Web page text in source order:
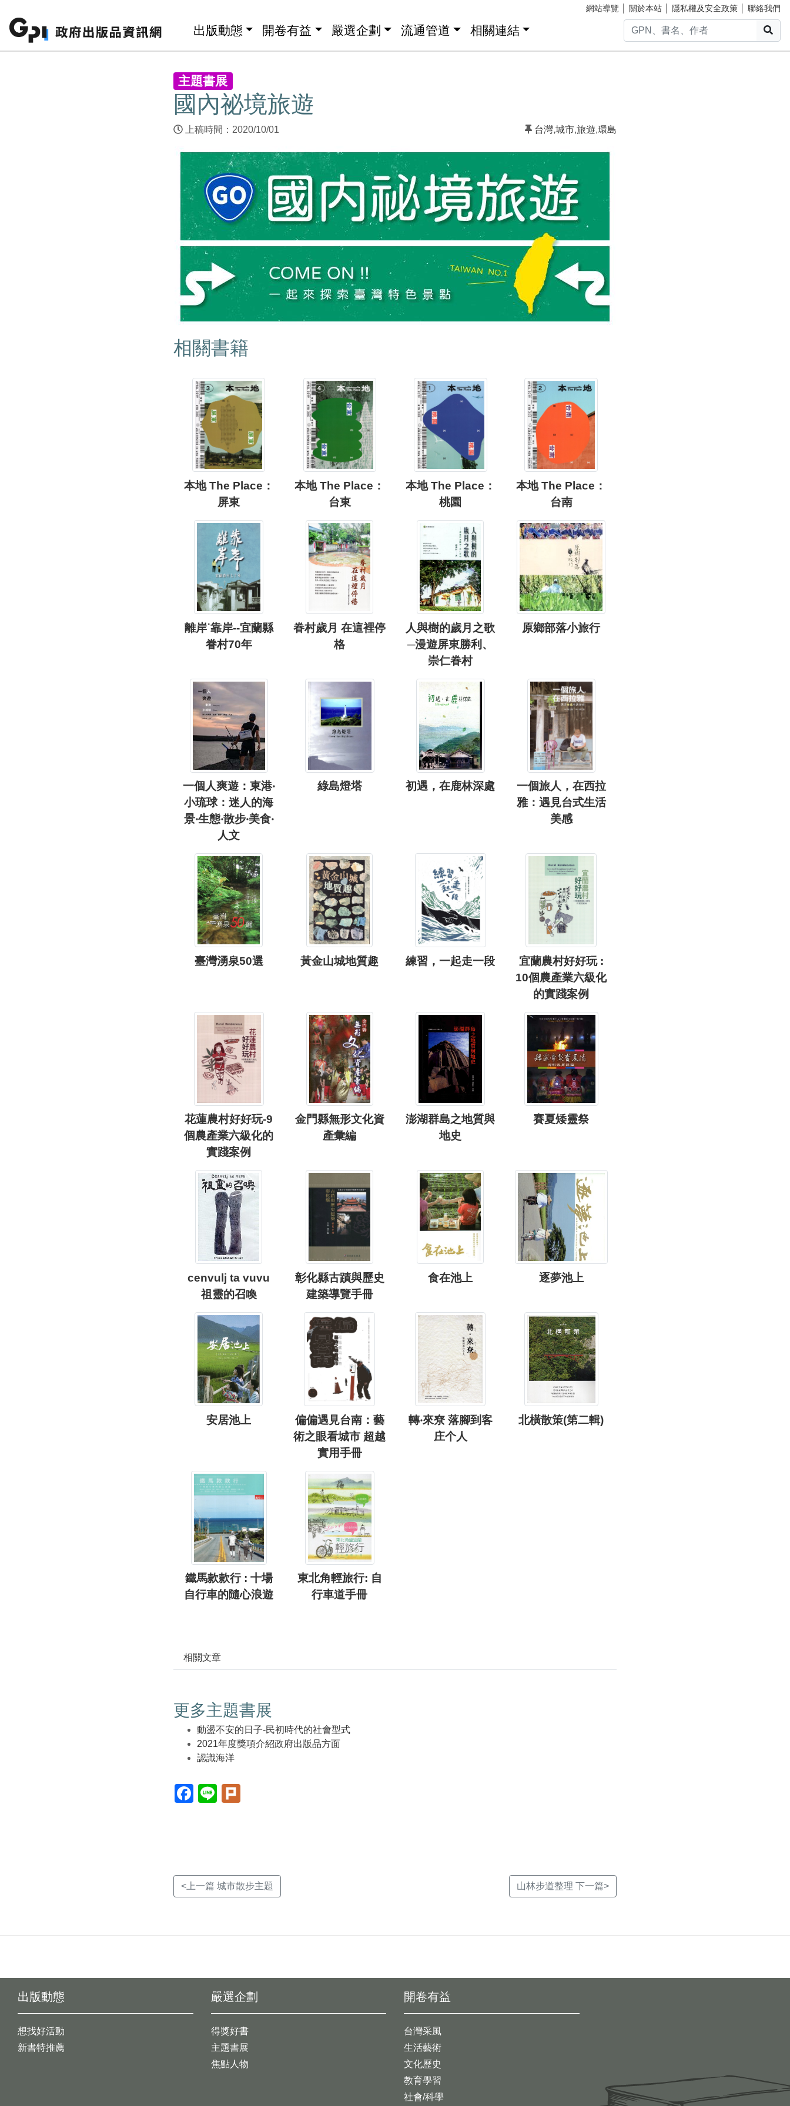
網站導覽 關於本站 隱私權及安全政策 聯絡我們
出版動態 開卷有益 嚴選企劃 流通管道 相關連結
主題書展
國內祕境旅遊
上稿時間：2020/10/01 台灣,城市,旅遊,環島
相關書籍
本地 The Place：
屏東
本地 The Place：
台東
本地 The Place：
桃園
本地 The Place：
台南
離岸˙靠岸--宜蘭縣
眷村70年
眷村歲月 在這裡停
格
人與樹的歲月之歌
─漫遊屏東勝利、
崇仁眷村
原鄉部落小旅行
一個人爽遊：東港‧
小琉球：迷人的海
景‧生態‧散步‧美食‧
人文
綠島燈塔 初遇，在鹿林深處
一個旅人，在西拉
雅：遇見台式生活
美感
臺灣湧泉50選 黃金山城地質趣 練習，一起走一段
宜蘭農村好好玩 :
10個農產業六級化
的實踐案例
花蓮農村好好玩-9
個農產業六級化的
實踐案例
金門縣無形文化資
產彙編
澎湖群島之地質與
地史
賽夏矮靈祭
cenvulj ta vuvu
祖靈的召喚
彰化縣古蹟與歷史
建築導覽手冊
食在池上 逐夢池上
安居池上
偏偏遇見台南：藝
術之眼看城市 超越
實用手冊
轉‧來尞 落腳到客
庄个人
北橫散策(第二輯)
鐵馬款款行 : 十場
自行車的隨心浪遊
東北角輕旅行: 自
行車道手冊
相關文章
更多主題書展
動盪不安的日子-民初時代的社會型式
2021年度獎項介紹政府出版品方面
認識海洋
Facebook(另
開
Line(另
開
<上一篇 城市散步主題 山林步道整理 下一篇>
出版動態
想找好活動
新書特推薦
開卷有益
台灣采風
生活藝術
文化歷史
教育學習
社會/科學
嚴選企劃
得獎好書
主題書展
焦點人物